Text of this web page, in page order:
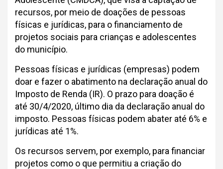
recursos, por meio de doações de pessoas
físicas e jurídicas, para o financiamento de
projetos sociais para crianças e adolescentes
do município.
Pessoas físicas e jurídicas (empresas) podem
doar e fazer o abatimento na declaração anual do
Imposto de Renda (IR). O prazo para doação é
até 30/4/2020, último dia da declaração anual do
imposto. Pessoas físicas podem abater até 6% e
jurídicas até 1%.
Os recursos servem, por exemplo, para financiar
projetos como o que permitiu a criação do